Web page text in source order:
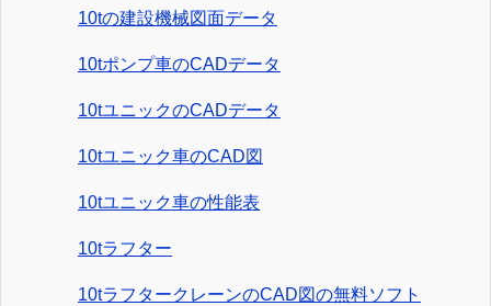
10tの建設機械図面データ
10tポンプ車のCADデータ
10tユニックのCADデータ
10tユニック車のCAD図
10tユニック車の性能表
10tラフター
10tラフタークレーンのCAD図の無料ソフト